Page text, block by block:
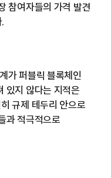
참여자들의 가격 발견
가 퍼블릭 블록체인
있지 않다는 지적은
규제 테두리 안으로
과 적극적으로